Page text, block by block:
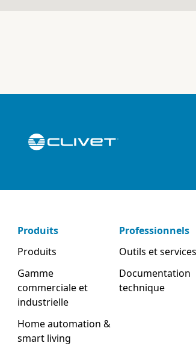
Produits
Produits
Gamme
commerciale et
industrielle
Home automation &
smart living
Professionnels
Outils et services
Documentation
technique